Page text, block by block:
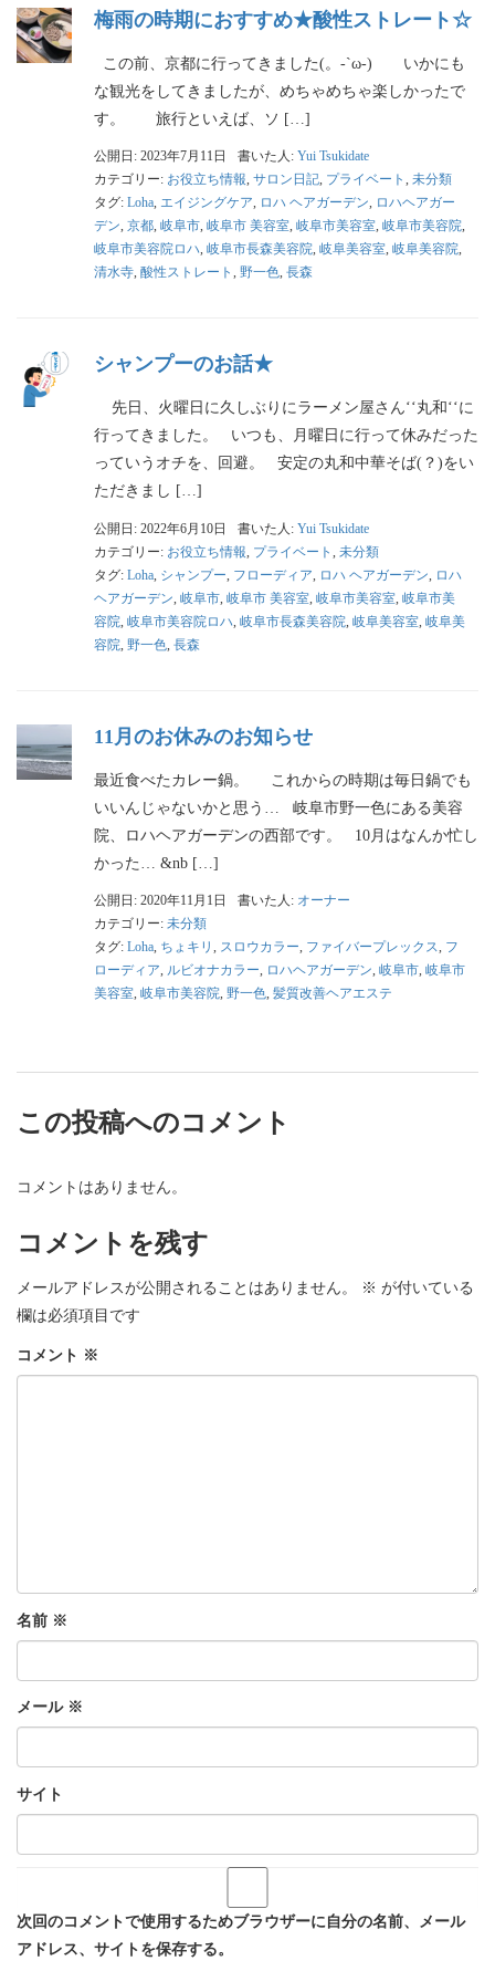
梅雨の時期におすすめ★酸性ストレート☆
この前、京都に行ってきました(。-`ω-) いかにも
な観光をしてきましたが、めちゃめちゃ楽しかったで
す。 旅行といえば、ソ […]
公開日: 2023年7月11日 書いた人: Yui Tsukidate
カテゴリー: お役立ち情報, サロン日記, プライベート , 未分類
タグ: Loha, エイジングケア, ロハ ヘアガーデン, ロハヘアガー
デン, 京都, 岐阜市, 岐阜市 美容室, 岐阜市美容室, 岐阜市美容院,
岐阜市美容院ロハ, 岐阜市長森美容院, 岐阜美容室, 岐阜美容院,
清水寺, 酸性ストレート , 野一色, 長森
シャンプーのお話★
先日、火曜日に久しぶりにラーメン屋さん‘‘丸和‘‘に
行ってきました。 いつも、月曜日に行って休みだった
っていうオチを、回避。 安定の丸和中華そば(？)をい
ただきまし […]
公開日: 2022年6月10日 書いた人: Yui Tsukidate
カテゴリー: お役立ち情報, プライベート , 未分類
タグ: Loha, シャンプー, フローディア, ロハ ヘアガーデン, ロハ
ヘアガーデン, 岐阜市, 岐阜市 美容室, 岐阜市美容室, 岐阜市美
容院, 岐阜市美容院ロハ, 岐阜市長森美容院, 岐阜美容室, 岐阜美
容院, 野一色, 長森
11月のお休みのお知らせ
最近食べたカレー鍋。 これからの時期は毎日鍋でも
いいんじゃないかと思う… 岐阜市野一色にある美容
院、ロハヘアガーデンの西部です。 10月はなんか忙し
かった… &nb […]
公開日: 2020年11月1日 書いた人: オーナー
カテゴリー: 未分類
タグ: Loha, ちょキリ , スロウカラー, ファイバープレックス, フ
ローディア, ルビオナカラー, ロハヘアガーデン, 岐阜市, 岐阜市
美容室, 岐阜市美容院, 野一色, 髪質改善ヘアエステ
この投稿へのコメント
コメントはありません。
コメントを残す
メールアドレスが公開されることはありません。 ※ が付いている
欄は必須項目です
コメント ※
名前 ※
メール ※
サイト
次回のコメントで使用するためブラウザーに自分の名前、メール
アドレス、サイトを保存する。